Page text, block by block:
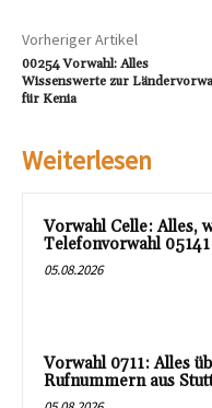
Vorheriger Artikel
00254 Vorwahl: Alles
Wissenswerte zur
für Kenia
Weiterlesen
Vorwahl Celle: Alles,
Telefonvorwahl
05.08.2026
Vorwahl 0711: Alles
Rufnummern aus